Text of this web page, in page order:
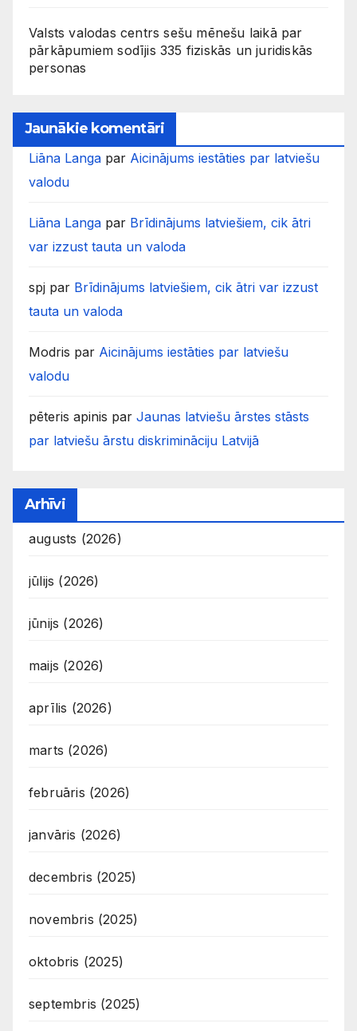
Valsts valodas centrs sešu mēnešu laikā par
pārkāpumiem sodījis 335 fiziskās un juridiskās
personas
Jaunākie komentāri
Liāna Langa par Aicinājums iestāties par latviešu
valodu
Liāna Langa par Brīdinājums latviešiem, cik ātri
var izzust tauta un valoda
spj par Brīdinājums latviešiem, cik ātri var izzust
tauta un valoda
Modris par Aicinājums iestāties par latviešu
valodu
pēteris apinis par Jaunas latviešu ārstes stāsts
par latviešu ārstu diskrimināciju Latvijā
Arhīvi
augusts (2026)
jūlijs (2026)
jūnijs (2026)
maijs (2026)
aprīlis (2026)
marts (2026)
februāris (2026)
janvāris (2026)
decembris (2025)
novembris (2025)
oktobris (2025)
septembris (2025)